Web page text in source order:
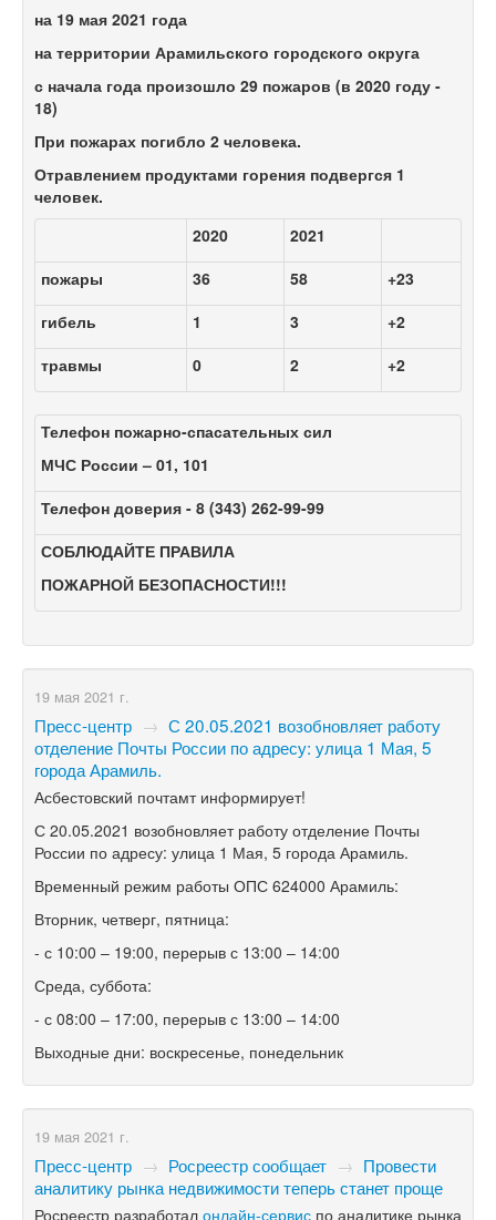
на 19 мая 2021 года
на территории Арамильского городского округа
с начала года произошло 29 пожаров (в 2020 году -
18)
При пожарах погибло 2 человека.
Отравлением продуктами горения подвергся 1
человек.
2020
2021
пожары
36 58
+23
гибель
1 3
+2
травмы
0 2 +2
Телефон пожарно-спасательных сил
МЧС России – 01, 101
Телефон доверия - 8 (343) 262-99-99
СОБЛЮДАЙТЕ ПРАВИЛА
ПОЖАРНОЙ БЕЗОПАСНОСТИ!!!
19 мая 2021 г.
Пресс-центр → С 20.05.2021 возобновляет работу
отделение Почты России по адресу: улица 1 Мая, 5
города Арамиль.
Асбестовский почтамт информирует!
С 20.05.2021 возобновляет работу отделение Почты
России по адресу: улица 1 Мая, 5 города Арамиль.
Временный режим работы ОПС 624000 Арамиль:
Вторник, четверг, пятница:
- с 10:00 – 19:00, перерыв с 13:00 – 14:00
Среда, суббота:
- с 08:00 – 17:00, перерыв с 13:00 – 14:00
Выходные дни: воскресенье, понедельник
19 мая 2021 г.
Пресс-центр → Росреестр сообщает → Провести
аналитику рынка недвижимости теперь станет проще
Росреестр разработал онлайн-сервис по аналитике рынка